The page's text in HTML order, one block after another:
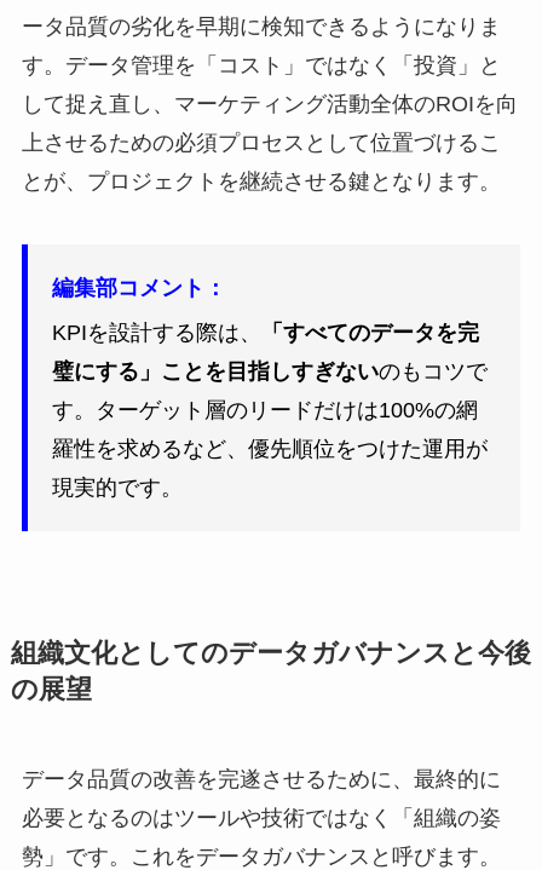
ータ品質の劣化を早期に検知できるようになりま
す。データ管理を「コスト」ではなく「投資」と
して捉え直し、マーケティング活動全体のROIを向
上させるための必須プロセスとして位置づけるこ
とが、プロジェクトを継続させる鍵となります。
編集部コメント：
KPIを設計する際は、
「すべてのデータを完
璧にする」ことを目指しすぎないのもコツで
す。ターゲット層のリードだけは100%の網
羅性を求めるなど、優先順位をつけた運用が
現実的です。
組織文化としてのデータガバナンスと今後
の展望
データ品質の改善を完遂させるために、最終的に
必要となるのはツールや技術ではなく「組織の姿
勢」です。これをデータガバナンスと呼びます。